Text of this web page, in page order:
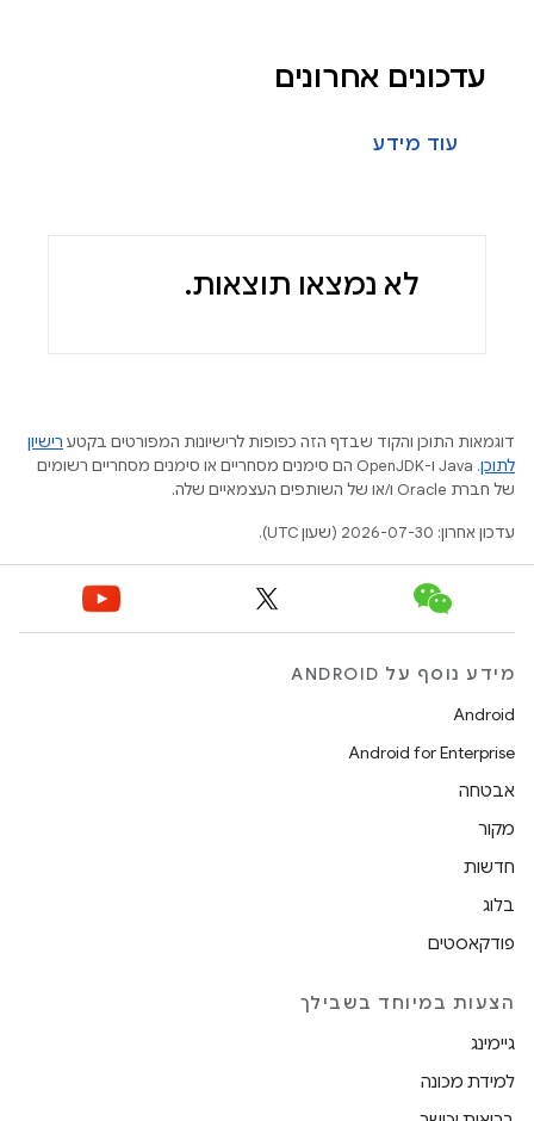
עדכונים אחרונים
עוד מידע
לא נמצאו תוצאות.
דוגמאות התוכן והקוד שבדף הזה כפופות לרישיונות המפורטים בקטע רישיון
לתוכן
.‏ Java ו-OpenJDK הם סימנים מסחריים או סימנים מסחריים רשומים
של חברת Oracle ו/או של השותפים העצמאיים שלה.
עדכון אחרון: 2026-07-30 (שעון UTC).
מידע נוסף על ANDROID
Android
Android for Enterprise
אבטחה
מקור
חדשות
בלוג
פודקאסטים
הצעות במיוחד בשבילך
גיימינג
למידת מכונה